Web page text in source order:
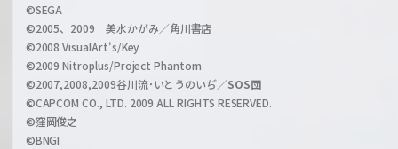
n
l
©SEGA
©2005、2009 美水かがみ／角川書店
©2008 VisualArt's/Key
©2009 Nitroplus/Project Phantom
©2007,2008,2009谷川流･いとうのいぢ／SOS団
©CAPCOM CO., LTD. 2009 ALL RIGHTS RESERVED.
©窪岡俊之
©BNGI